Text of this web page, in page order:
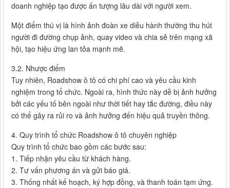
doanh nghiệp tạo được ấn tượng lâu dài với người xem.
Một điểm thú vị là hình ảnh đoàn xe diễu hành thường thu hút
người đi đường chụp ảnh, quay video và chia sẻ trên mạng xã
hội, tạo hiệu ứng lan tỏa mạnh mẽ.
3.2. Nhược điểm
Tuy nhiên, Roadshow ô tô có chi phí cao và yêu cầu kinh
nghiệm trong tổ chức. Ngoài ra, hình thức này dễ bị ảnh hưởng
bởi các yếu tố bên ngoài như thời tiết hay tắc đường, điều này
có thể gây ra rủi ro và ảnh hưởng đến hiệu quả truyền thông.
4. Quy trình tổ chức Roadshow ô tô chuyên nghiệp
Quy trình tổ chức bao gồm các bước sau:
1. Tiếp nhận yêu cầu từ khách hàng.
2. Tư vấn phương án và gửi báo giá.
3. Thống nhất kế hoạch, ký hợp đồng, và thanh toán tạm ứng.